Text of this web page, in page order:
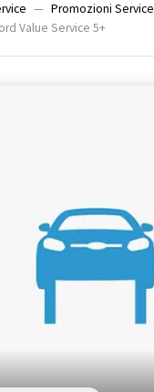
Promozioni Service
Value Service 5+